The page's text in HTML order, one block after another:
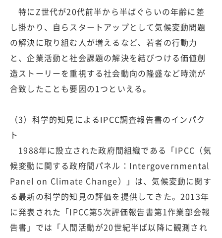
特にZ世代が20代前半から半ばぐらいの年齢に差
し掛かり、自らスタートアップとして気候変動問題
の解決に取り組む人が増えるなど、若者の行動力
と、企業活動と社会課題の解決を結びつける価値創
造ストーリーを重視する社会動向の隆盛など時流が
合致したことも要因の1つといえる。
（3）科学的知見によるIPCC調査報告書のインパク
ト
1988年に設立された政府間組織である「IPCC（気
候変動に関する政府間パネル：Intergovernmental
Panel on Climate Change）」は、気候変動に関す
る最新の科学的知見の評価を提供してきた。2013年
に発表された「IPCC第5次評価報告書第1作業部会報
告書」では「人間活動が20世紀半ば以降に観測され